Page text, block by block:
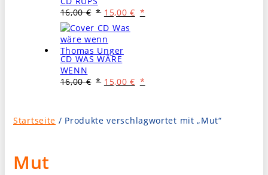
16,00€
Ursprünglicher
Preis
war:
16,00 €
15,00€
CD WAS WÄRE
WENN
16,00€
Ursprünglicher
16,00 €
15,00€
Startseite / Produkte verschlagwortet mit „Mut“
Mut